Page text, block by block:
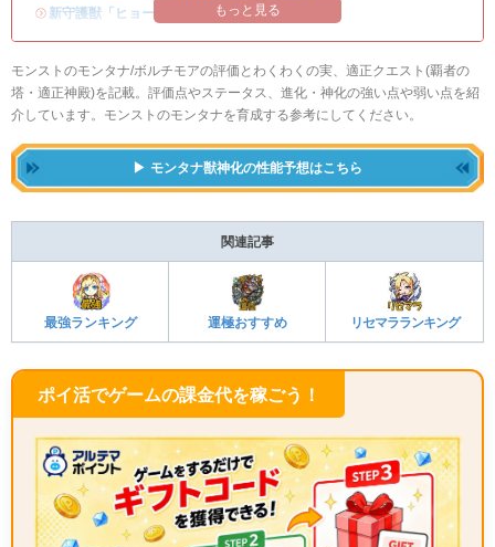
・ 新守護獣「ヒョーたん」が登場！もっと見る
モンストのモンタナ/ボルチモアの評価とわくわくの実、適正クエスト(覇者の
塔・適正神殿)を記載。評価点やステータス、進化・神化の強い点や弱い点を紹
介しています。モンストのモンタナを育成する参考にしてください。
モンタナ獣神化の性能予想はこちら
関連記事
最強ランキング 運極おすすめ リセマラランキング
ポイ活でゲームの課金代を稼ごう！